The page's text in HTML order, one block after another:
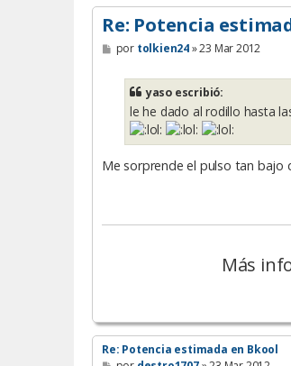
Re: Potencia
M
e
por tolkien24»23 Mar 2012
yaso escribió:
le he dado al rodillo hasta
Me sorprende el pulso tan
Más
Re: Potencia estimada en Bkool